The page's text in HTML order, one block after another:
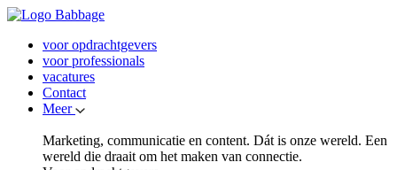
voor opdrachtgevers
voor professionals
vacatures
Contact
Meer
Marketing, communicatie en content. Dát is onze wereld. Een
wereld die draait om het maken van connectie.